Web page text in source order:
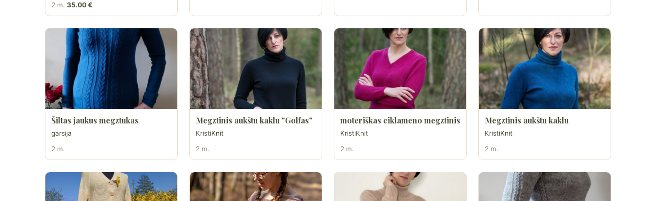
2 m. 35.00 €
Šiltas jaukus megztukas
garsija
2 m.
Megztinis aukštu kaklu "Golfas"
KristiKnit
2 m.
moteriškas ciklameno megztinis
KristiKnit
2 m.
Megztinis aukštu kaklu
KristiKnit
2 m.